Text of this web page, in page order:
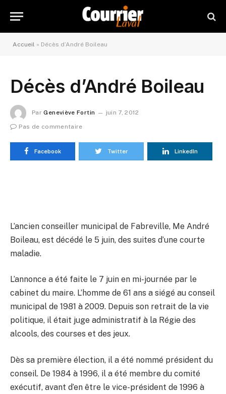
Accueil » Décès d’André Boileau
Décès d’André Boileau
Par Geneviève Fortin
juin 7, 2012
Pas de commentaire
Facebook Twitter LinkedIn
L’ancien conseiller municipal de Fabreville, Me André
Boileau, est décédé le 5 juin, des suites d’une courte
maladie.
L’annonce a été faite le 7 juin en mi-journée par le
cabinet du maire. L’homme de 61 ans a siégé au conseil
municipal de 1981 à 2009. Depuis son retrait de la vie
politique, il était juge administratif à la Régie des
alcools, des courses et des jeux.
Dès sa première élection, il a été nommé président du
conseil. De 1984 à 1996, il a été membre du comité
exécutif, avant d’en être le vice-président de 1996 à